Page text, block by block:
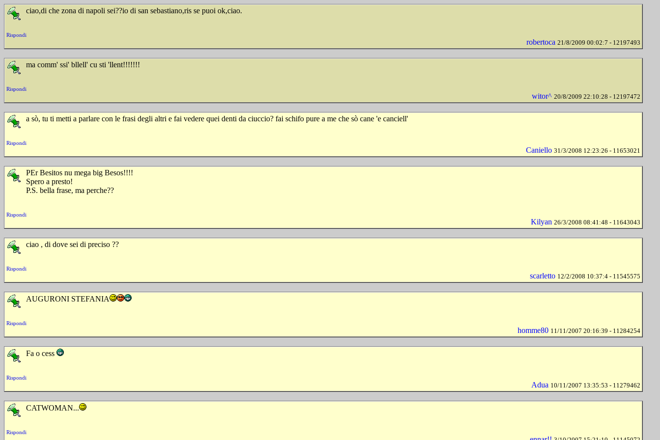
ciao,di che zona di napoli sei??io di san sebastiano,ris se puoi ok,ciao.
Rispondi
robertoca 21/8/2009 00:02:7 - 12197493
ma comm' ssi' bllell' cu sti 'llent!!!!!!!
Rispondi
witor^ 20/8/2009 22:10:28 - 12197472
a sò, tu ti metti a parlare con le frasi degli altri e fai vedere quei denti da ciuccio? fai schifo pure a me che sò cane 'e canciell'
Rispondi
Caniello 31/3/2008 12:23:26 - 11653021
PEr Besitos nu mega big Besos!!!!
Spero a presto!
P.S. bella frase, ma perche??
Rispondi
Kilyan 26/3/2008 08:41:48 - 11643043
ciao , di dove sei di preciso ??
Rispondi
scarletto 12/2/2008 10:37:4 - 11545575
AUGURONI STEFANIA
Rispondi
homme80 11/11/2007 20:16:39 - 11284254
Fa o cess
Rispondi
Adua 10/11/2007 13:35:53 - 11279462
CATWOMAN...
Rispondi